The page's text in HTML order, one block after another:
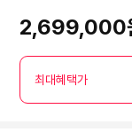
2,699,000
최대혜택가